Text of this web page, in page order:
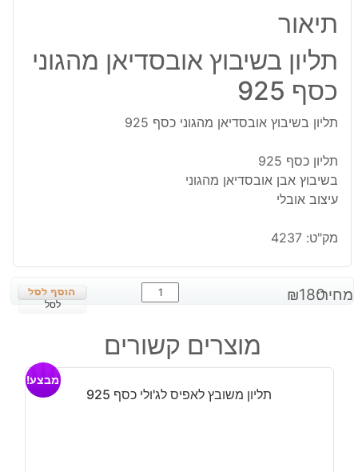
תיאור
תליון בשיבוץ אובסדיאן מהגוני
כסף 925
תליון בשיבוץ אובסדיאן מהגוני כסף 925
תליון כסף 925
בשיבוץ אבן אובסדיאן מהגוני
עיצוב אובלי
מק"ט: 4237
מחיר: ₪180
כמות
של
בשיבוץ
אובסדיאן
כסף
לסל
מוצרים קשורים
תליון משובץ לאפיס לג'ולי כסף 925
מבצע!